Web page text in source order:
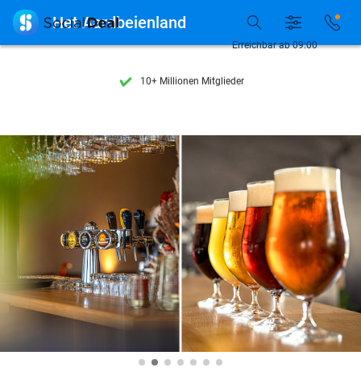
7 Tage die Woche verfügbar
7 Tage die Woche verfügbar
10+ Millionen Mitglieder
Erreichbar ab 09:00
 Het Aardbeienland